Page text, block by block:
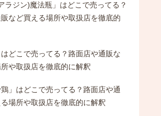
ラジン)魔法瓶」はどこで売ってる？
など買える場所や取扱店を徹底的
はどこで売ってる？路面店や通販な
や取扱店を徹底的に解釈
鶏」はどこで売ってる？路面店や通
場所や取扱店を徹底的に解釈